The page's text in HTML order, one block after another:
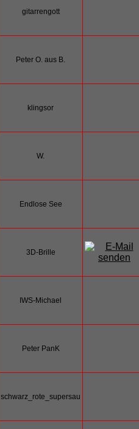
gitarrengott
Peter O. aus B.
klingsor
W.
Endlose See
3D-Brille
IWS-Michael
Peter PanK
schwarz_rote_supersau